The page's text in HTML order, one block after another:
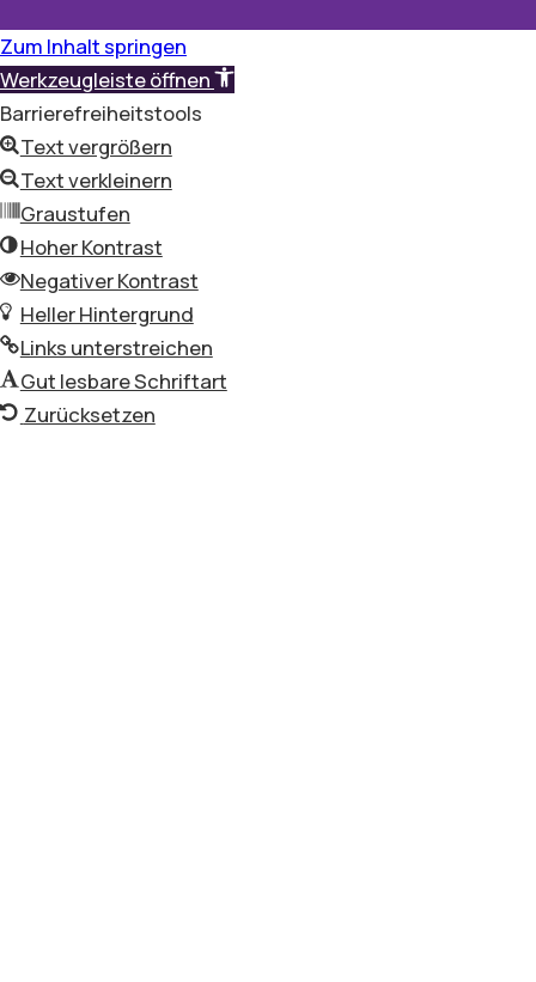
Zum Inhalt springen
Werkzeugleiste öffnen
Barrierefreiheitstools
Text vergrößern
Text verkleinern
Graustufen
Hoher Kontrast
Negativer Kontrast
Heller Hintergrund
Links unterstreichen
Gut lesbare Schriftart
Zurücksetzen